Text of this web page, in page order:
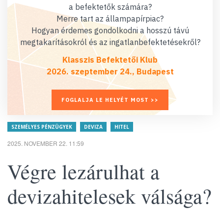
a befektetők számára?
Merre tart az állampapírpiac?
Hogyan érdemes gondolkodni a hosszú távú
megtakarításokról és az ingatlanbefektetésekről?
Klasszis Befektetői Klub
2026. szeptember 24., Budapest
FOGLALJA LE HELYÉT MOST >>
SZEMÉLYES PÉNZÜGYEK DEVIZA HITEL
2025. NOVEMBER 22. 11:59
Végre lezárulhat a
devizahitelesek válsága?